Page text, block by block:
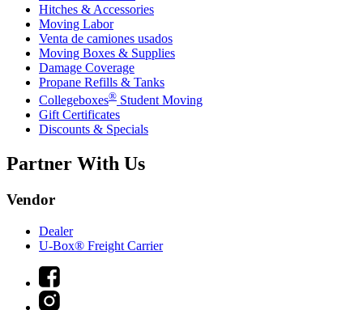
Hitches & Accessories
Moving Labor
Venta de camiones usados
Moving Boxes & Supplies
Damage Coverage
Propane Refills & Tanks
Collegeboxes® Student Moving
Gift Certificates
Discounts & Specials
Partner With Us
Vendor
Dealer
U-Box® Freight Carrier